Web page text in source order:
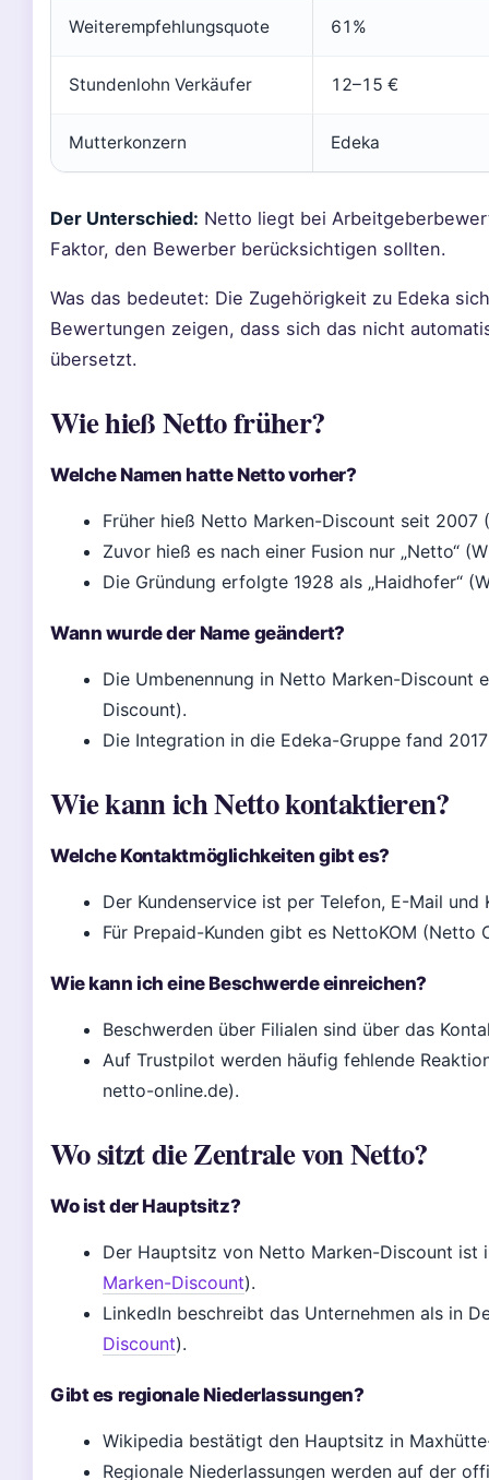
Weiterempfehlungsquote 61%
Stundenlohn Verkäufer 12–15 €
Mutterkonzern Edeka
Der Unterschied: Netto liegt bei
Faktor, den Bewerber berücksichtigen sollten.
Was das bedeutet: Die Zugehörigkeit zu Edeka
Bewertungen zeigen, dass sich das nicht
übersetzt.
Wie hieß Netto früher?
Welche Namen hatte Netto vorher?
Früher hieß Netto Marken-Discount seit
Zuvor hieß es nach einer Fusion nur „Netto“
Die Gründung erfolgte 1928 als „Haidhofer“
Wann wurde der Name geändert?
Die Umbenennung in Netto Marken-
Discount).
Die Integration in die Edeka-Gruppe fand
Wie kann ich Netto kontaktieren?
Welche Kontaktmöglichkeiten gibt es?
Der Kundenservice ist per Telefon, E-Mail
Für Prepaid-Kunden gibt es NettoKOM (Netto
Wie kann ich eine Beschwerde einreichen?
Beschwerden über Filialen sind über das
Auf Trustpilot werden häufig fehlende
netto-online.de).
Wo sitzt die Zentrale von Netto?
Wo ist der Hauptsitz?
Der Hauptsitz von Netto Marken-Discount ist
Marken-Discount).
LinkedIn beschreibt das Unternehmen als in
Discount).
Gibt es regionale Niederlassungen?
Wikipedia bestätigt den Hauptsitz in
Regionale Niederlassungen werden auf der